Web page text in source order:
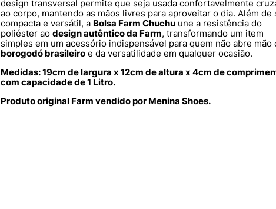
design transversal permite que seja usada confortavelmente
ao corpo, mantendo as mãos livres para aproveitar o dia. Além de
compacta e versátil, a Bolsa Farm Chuchu une a resistência do
poliéster ao design autêntico da Farm, transformando um item
simples em um acessório indispensável para quem não abre mão
borogodó brasileiro e da versatilidade em qualquer ocasião.
Medidas: 19cm de largura x 12cm de altura x 4cm de
com capacidade de 1 Litro.
Produto original Farm vendido por Menina Shoes.